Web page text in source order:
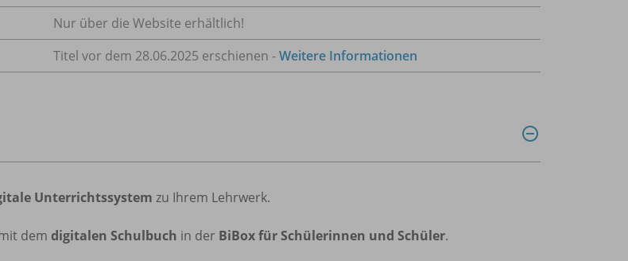
Nur über die Website erhältlich!
Titel vor dem 28.06.2025 erschienen -Weitere Informationen
Unterrichtssystem zu Ihrem Lehrwerk.
dem digitalen Schulbuch in der BiBox für Schülerinnen und Schüler.